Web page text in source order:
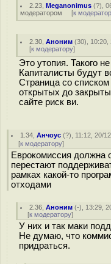
2.23 ,Meganonimus (?),
модератором [к
2.30 ,Аноним (30), 10:20,
[к модератору]
Это утопия. Такого
Капиталисты будут
Страница со
открытых до
сайте риск ви.
1.34 ,Анчоус (?), 11:12, 20/
[к модератору]
Еврокомиссия должна
перестают
рамках какой-то
отходами
2.36 ,Аноним (-), 13:29,
[к модератору]
У них и так маки
Не думаю, что
придраться.